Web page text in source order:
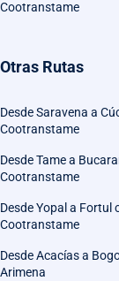
Cootranstame
Otras Rutas
Desde Saravena a
Cootranstame
Desde Tame a
Cootranstame
Desde Yopal a Fortul
Cootranstame
Desde Acacías a
Arimena